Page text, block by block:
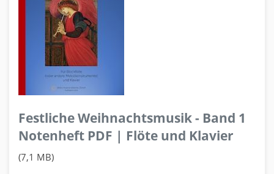
Festliche Weihnachtsmusik - Band 1
Notenheft PDF | Flöte und Klavier
(7,1 MB)